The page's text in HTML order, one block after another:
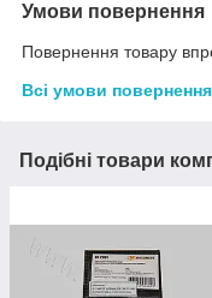
Умови повернення
Повернення товару
Всі умови повернення
Подібні товари